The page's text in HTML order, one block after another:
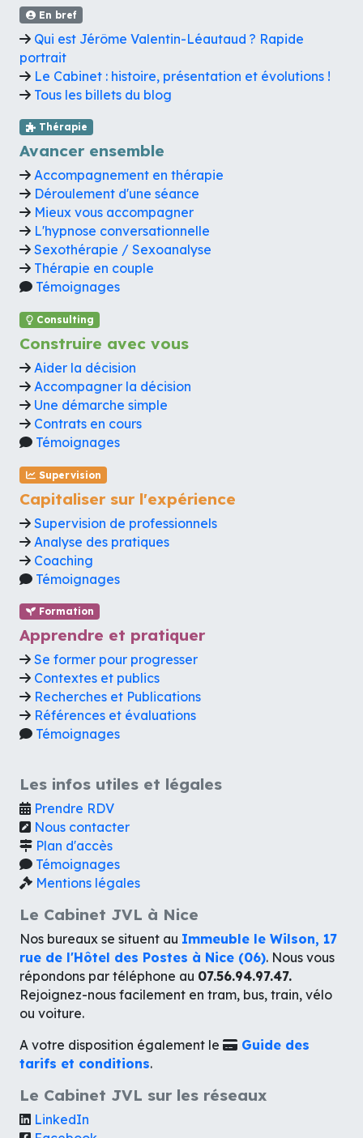
En bref
Qui est Jérôme Valentin-Léautaud ? Rapide
portrait
Le Cabinet : histoire, présentation et évolutions !
Tous les billets du blog
Thérapie
Avancer ensemble
Accompagnement en thérapie
Déroulement d'une séance
Mieux vous accompagner
L'hypnose conversationnelle
Sexothérapie / Sexoanalyse
Thérapie en couple
Témoignages
Consulting
Construire avec vous
Aider la décision
Accompagner la décision
Une démarche simple
Contrats en cours
Témoignages
Supervision
Capitaliser sur l'expérience
Supervision de professionnels
Analyse des pratiques
Coaching
Témoignages
Formation
Apprendre et pratiquer
Se former pour progresser
Contextes et publics
Recherches et Publications
Références et évaluations
Témoignages
Les infos utiles et légales
Prendre RDV
Nous contacter
Plan d'accès
Témoignages
Mentions légales
Le Cabinet JVL à Nice
Nos bureaux se situent au Immeuble le Wilson, 17
rue de l'Hôtel des Postes à Nice (06). Nous vous
répondons par téléphone au 07.56.94.97.47.
Rejoignez-nous facilement en tram, bus, train, vélo
ou voiture.
A votre disposition également le
Guide des
tarifs et conditions.
Le Cabinet JVL sur les réseaux
LinkedIn